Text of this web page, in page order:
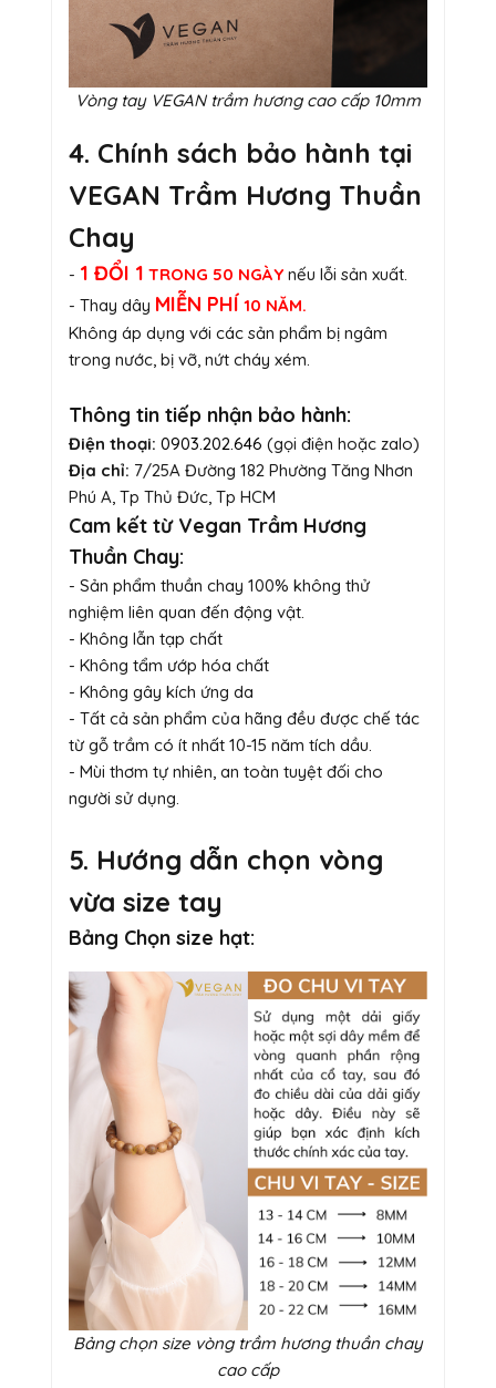
Vòng tay VEGAN trầm hương cao cấp 10mm
4. Chính sách bảo hành tại
VEGAN Trầm Hương Thuần
Chay
- 1 ĐỔI 1 TRONG 50 NGÀY nếu lỗi sản xuất.
- Thay dây MIỄN PHÍ 10 NĂM.
Không áp dụng với các sản phẩm bị ngâm
trong nước, bị vỡ, nứt cháy xém.
Thông tin tiếp nhận bảo hành:
Điện thoại: 0903.202.646 (gọi điện hoặc zalo)
Địa chỉ: 7/25A Đường 182 Phường Tăng Nhơn
Phú A, Tp Thủ Đức, Tp HCM
Cam kết từ Vegan Trầm Hương
Thuần Chay:
- Sản phẩm thuần chay 100% không thử
nghiệm liên quan đến động vật.
- Không lẫn tạp chất
- Không tẩm ướp hóa chất
- Không gây kích ứng da
- Tất cả sản phẩm của hãng đều được chế tác
từ gỗ trầm có ít nhất 10-15 năm tích dầu.
- Mùi thơm tự nhiên, an toàn tuyệt đối cho
người sử dụng.
5. Hướng dẫn chọn vòng
vừa size tay
Bảng Chọn size hạt:
Bảng chọn size vòng trầm hương thuần chay
cao cấp